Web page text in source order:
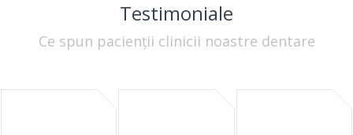
Testimoniale
Ce spun pacienții clinicii noastre dentare